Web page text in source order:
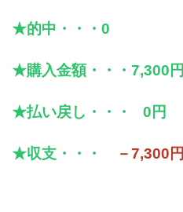
★的中・・・0
★購入金額・・・7,300円
★払い戻し・・・ 0円
★収支・・・ －7,300円